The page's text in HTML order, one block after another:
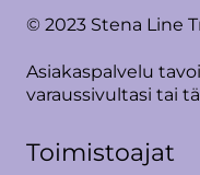
© 2023 Stena Line
Asiakaspalvelu
varaussivultasi tai
Toimistoajat